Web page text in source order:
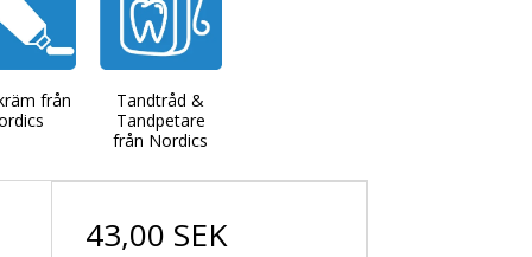
från
Tandtråd &
Tandpetare
från Nordics
43,00 SEK